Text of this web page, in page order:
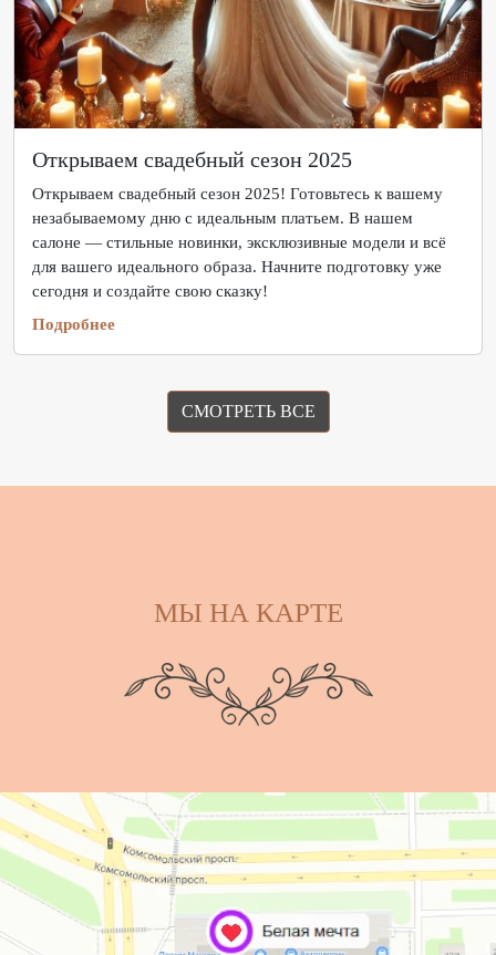
Открываем свадебный сезон 2025
Открываем свадебный сезон 2025! Готовьтесь к вашему
незабываемому дню с идеальным платьем. В нашем
салоне — стильные новинки, эксклюзивные модели и всё
для вашего идеального образа. Начните подготовку уже
сегодня и создайте свою сказку!
Подробнее
СМОТРЕТЬ ВСЕ
МЫ НА КАРТЕ